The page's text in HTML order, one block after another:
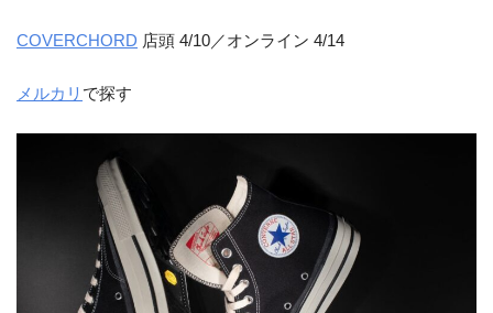
COVERCHORD 店頭 4/10／オンライン 4/14
メルカリ で探す